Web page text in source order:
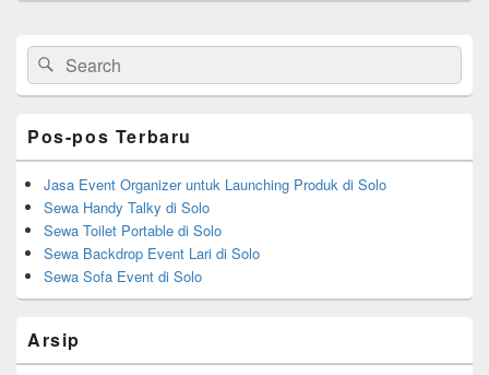
Primary
Sidebar
Widget
Area
Search
for:
Search
Pos-pos Terbaru
Jasa Event Organizer untuk Launching Produk di Solo
Sewa Handy Talky di Solo
Sewa Toilet Portable di Solo
Sewa Backdrop Event Lari di Solo
Sewa Sofa Event di Solo
Arsip